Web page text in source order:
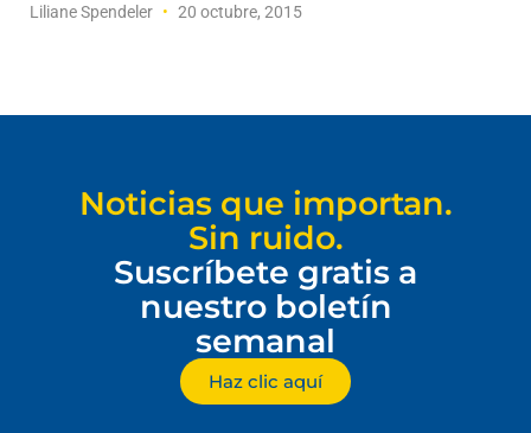
Liliane Spendeler 20 octubre, 2015
Noticias que importan.
Sin ruido.
Suscríbete gratis a
nuestro boletín
semanal
Haz clic aquí